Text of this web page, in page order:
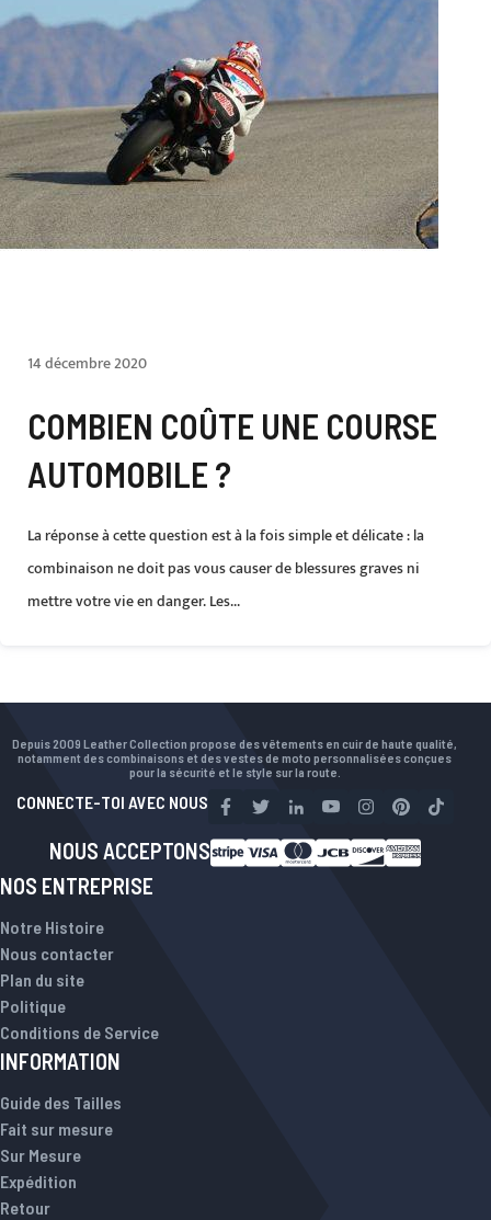
14 décembre 2020
COMBIEN COÛTE UNE COURSE
AUTOMOBILE ?
La réponse à cette question est à la fois simple et délicate : la
combinaison ne doit pas vous causer de blessures graves ni
mettre votre vie en danger. Les...
Depuis 2009 Leather Collection propose des vêtements en cuir de haute qualité,
notamment des combinaisons et des vestes de moto personnalisées conçues
pour la sécurité et le style sur la route.
CONNECTE-TOI AVEC NOUS
NOUS ACCEPTONS
NOS ENTREPRISE
Notre Histoire
Nous contacter
Plan du site
Politique
Conditions de Service
INFORMATION
Guide des Tailles
Fait sur mesure
Sur Mesure
Expédition
Retour